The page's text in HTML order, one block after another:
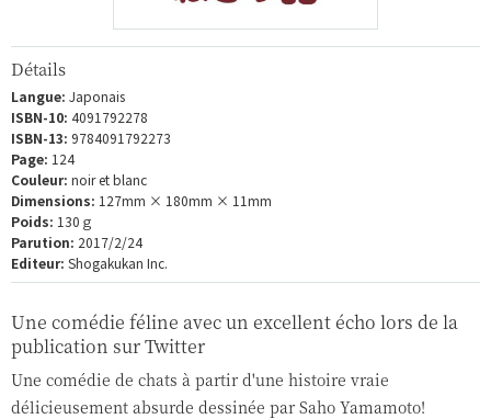
Détails
Langue: Japonais
ISBN-10: 4091792278
ISBN-13: 9784091792273
Page: 124
Couleur: noir et blanc
Dimensions: 127mm × 180mm × 11mm
Poids: 130ｇ
Parution: 2017/2/24
Editeur: Shogakukan Inc.
Une comédie féline avec un excellent écho lors de la
publication sur Twitter
Une comédie de chats à partir d'une histoire vraie
délicieusement absurde dessinée par Saho Yamamoto!